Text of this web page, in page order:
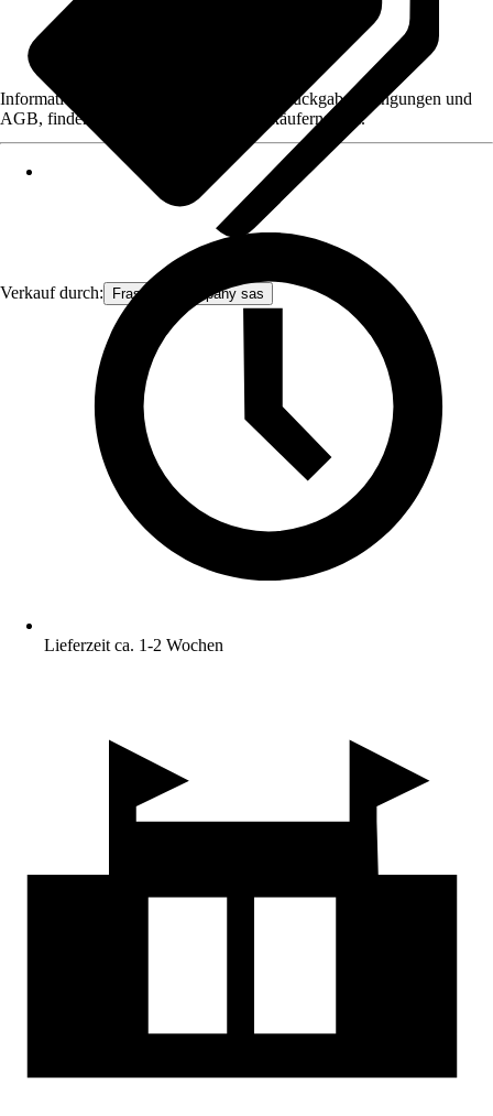
Verkauf durch: Frascio & company sas
Informationen des Verkäufers, wie z. B. Rückgabebedingungen und
AGB, finden Sie bei Klick auf den Verkäufernamen.
Lieferzeit ca. 1-2 Wochen